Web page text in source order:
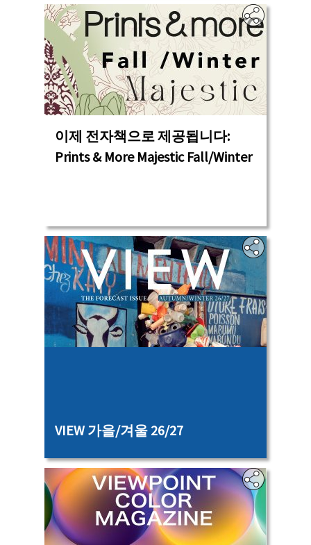
이제 전자책으로 제공됩니다:
Prints & More Majestic Fall/Winter
VIEW 가을/겨울 26/27